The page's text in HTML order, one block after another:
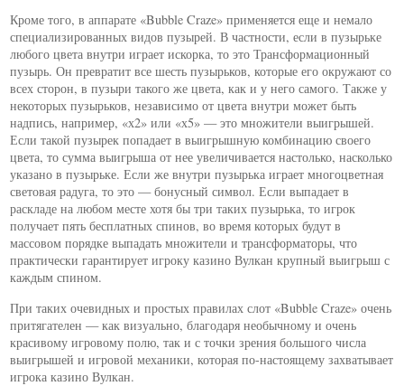
Кроме того, в аппарате «Bubble Craze» применяется еще и немало
специализированных видов пузырей. В частности, если в пузырьке
любого цвета внутри играет искорка, то это Трансформационный
пузырь. Он превратит все шесть пузырьков, которые его окружают со
всех сторон, в пузыри такого же цвета, как и у него самого. Также у
некоторых пузырьков, независимо от цвета внутри может быть
надпись, например, «х2» или «х5» — это множители выигрышей.
Если такой пузырек попадает в выигрышную комбинацию своего
цвета, то сумма выигрыша от нее увеличивается настолько, насколько
указано в пузырьке. Если же внутри пузырька играет многоцветная
световая радуга, то это — бонусный символ. Если выпадает в
раскладе на любом месте хотя бы три таких пузырька, то игрок
получает пять бесплатных спинов, во время которых будут в
массовом порядке выпадать множители и трансформаторы, что
практически гарантирует игроку казино Вулкан крупный выигрыш с
каждым спином.
При таких очевидных и простых правилах слот «Bubble Craze» очень
притягателен — как визуально, благодаря необычному и очень
красивому игровому полю, так и с точки зрения большого числа
выигрышей и игровой механики, которая по-настоящему захватывает
игрока казино Вулкан.